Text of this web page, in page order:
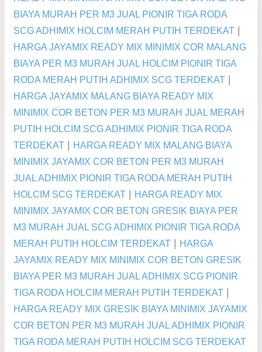
BIAYA MURAH PER M3 JUAL PIONIR TIGA RODA
SCG ADHIMIX HOLCIM MERAH PUTIH TERDEKAT
HARGA JAYAMIX READY MIX MINIMIX COR MALANG
BIAYA PER M3 MURAH JUAL HOLCIM PIONIR TIGA
RODA MERAH PUTIH ADHIMIX SCG TERDEKAT
HARGA JAYAMIX MALANG BIAYA READY MIX
MINIMIX COR BETON PER M3 MURAH JUAL MERAH
PUTIH HOLCIM SCG ADHIMIX PIONIR TIGA RODA
TERDEKAT
HARGA READY MIX MALANG BIAYA
MINIMIX JAYAMIX COR BETON PER M3 MURAH
JUAL ADHIMIX PIONIR TIGA RODA MERAH PUTIH
HOLCIM SCG TERDEKAT
HARGA READY MIX
MINIMIX JAYAMIX COR BETON GRESIK BIAYA PER
M3 MURAH JUAL SCG ADHIMIX PIONIR TIGA RODA
MERAH PUTIH HOLCIM TERDEKAT
HARGA
JAYAMIX READY MIX MINIMIX COR BETON GRESIK
BIAYA PER M3 MURAH JUAL ADHIMIX SCG PIONIR
TIGA RODA HOLCIM MERAH PUTIH TERDEKAT
HARGA READY MIX GRESIK BIAYA MINIMIX JAYAMIX
COR BETON PER M3 MURAH JUAL ADHIMIX PIONIR
TIGA RODA MERAH PUTIH HOLCIM SCG TERDEKAT